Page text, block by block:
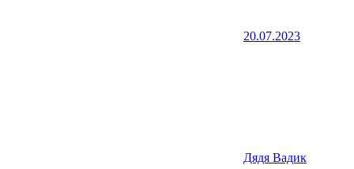
20.07.2023
Дядя Вадик